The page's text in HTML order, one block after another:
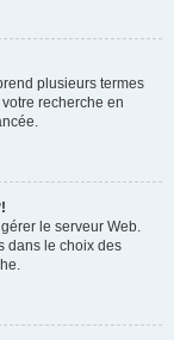
plusieurs termes
recherche en
le serveur Web.
dans le choix des